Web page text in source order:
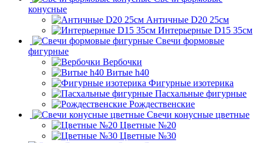
конусные
Античные D20 25см
Интерьерные D15 35см
Свечи формовые
фигурные
Вербочки
Витые h40
Фигурные изотерика
Пасхальные фигурные
Рождественские
Свечи конусные цветные
Цветные №20
Цветные №30